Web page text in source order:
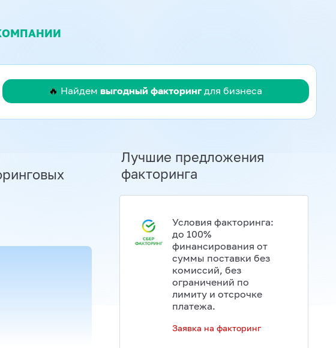
🔥 Найдемвыгодный факторинг для бизнеса
Лучшие предложения
факторинга
Условия факторинга:
до 100%
финансирования от
суммы поставки без
комиссий, без
ограничений по
лимиту и отсрочке
платежа.
Заявка на факторинг